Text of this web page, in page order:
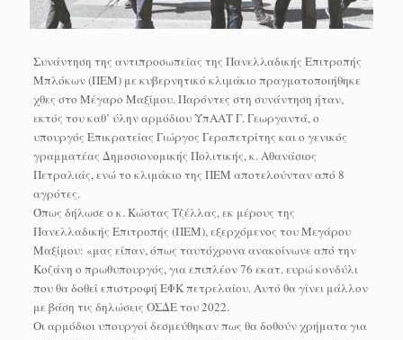
Συνάντηση της αντιπροσωπείας της Πανελλαδικής Επιτροπής
Mπλόκων (ΠΕΜ) με κυβερνητικό κλιμάκιο πραγματοποιήθηκε
χθες στο Μέγαρο Μαξίμου. Παρόντες στη συνάντηση ήταν,
εκτός του καθ’ ύλην αρμόδιου ΥπΑΑΤ Γ. Γεωργαντά, ο
υπουργός Επικρατείας Γιώργος Γεραπετρίτης και ο γενικός
γραμματέας Δημοσιονομικής Πολιτικής, κ. Αθανάσιος
Πετραλιάς, ενώ το κλιμάκιο της ΠΕΜ αποτελούνταν από 8
αγρότες.
Όπως δήλωσε ο κ. Κώστας Τζέλλας, εκ μέρους της
Πανελλαδικής Επιτροπής (ΠΕΜ), εξερχόμενος του Μεγάρου
Μαξίμου: «μας είπαν, όπως ταυτόχρονα ανακοίνωνε από την
Κοζάνη ο πρωθυπουργός, για επιπλέον 76 εκατ. ευρώ κονδύλι
που θα δοθεί επιστροφή ΕΦΚ πετρελαίου. Αυτό θα γίνει μάλλον
με βάση τις δηλώσεις ΟΣΔΕ του 2022.
Οι αρμόδιοι υπουργοί δεσμεύθηκαν πως θα δοθούν χρήματα για